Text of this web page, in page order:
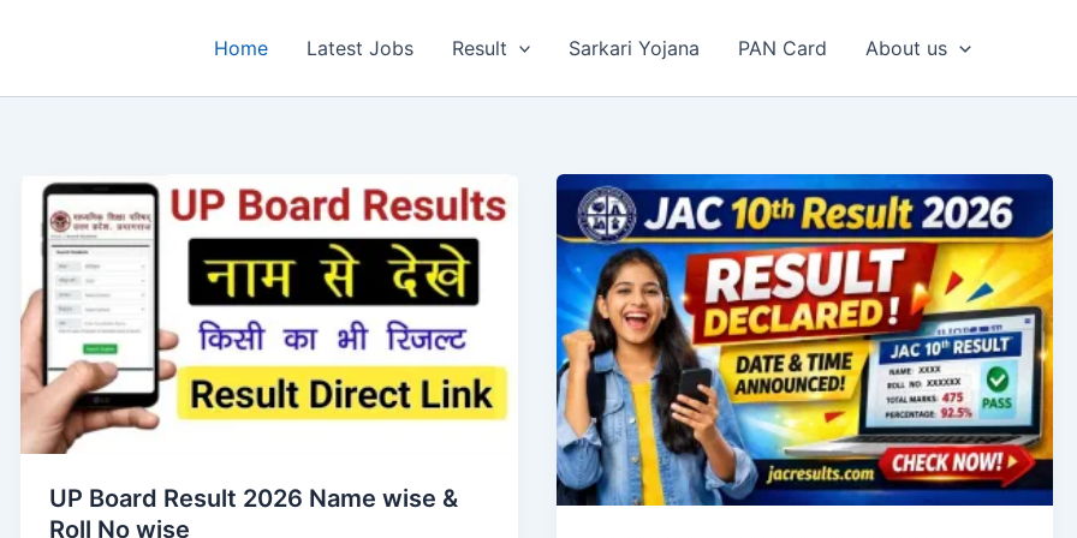
Home Latest Jobs Result Sarkari Yojana PAN Card About us
UP Board Result 2026 Name wise &
Roll No wise